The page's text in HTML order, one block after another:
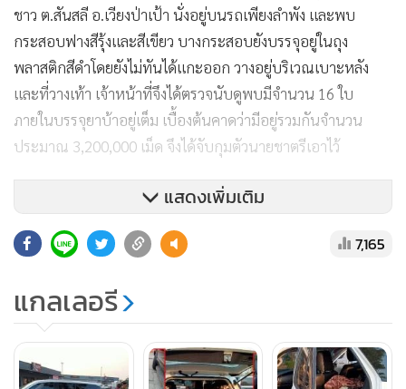
ชาว ต.สันสลี อ.เวียงป่าเป้า นั่งอยู่บนรถเพียงลำพัง และพบ
กระสอบฟางสีรุ้งและสีเขียว บางกระสอบยังบรรจุอยู่ในถุง
พลาสติกสีดำโดยยังไม่ทันได้แกะออก วางอยู่บริเวณเบาะหลัง
และที่วางเท้า เจ้าหน้าที่จึงได้ตรวจนับดูพบมีจำนวน 16 ใบ
ภายในบรรจุยาบ้าอยู่เต็ม เบื้องต้นคาดว่ามีอยู่รวมกันจำนวน
ประมาณ 3,200,000 เม็ด จึงได้จับกุมตัวนายชาตรีเอาไว้
หนึ่งในเชียงใหม่ แต่หลังจากนั้นเจ้าหน้าที่ได้สืบทราบว่ารถกลับ
พบบรรทุกยาเสพติดดังกล่าว
แสดงเพิ่มเติม
7,165
แกลเลอรี